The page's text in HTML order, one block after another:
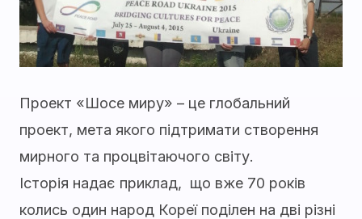
Проект «Шосе миру» – це глобальний
проект, мета якого підтримати створення
мирного та процвітаючого світу.
Історія надає приклад, що вже 70 років
колись один народ Кореї поділен на дві різні